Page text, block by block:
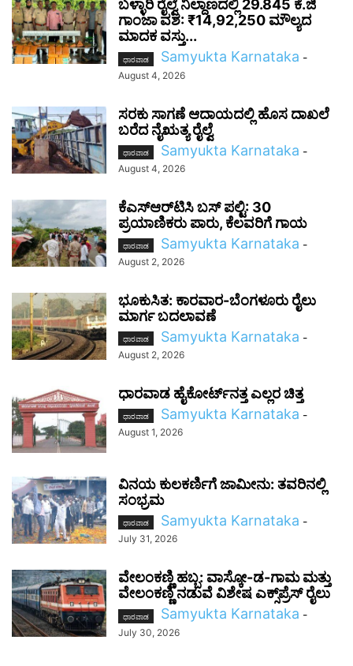
ಬಳ್ಳಾರಿ ರೈಲ್ವೆ ನಿಲ್ದಾಣದಲ್ಲಿ 29.845 ಕೆ.ಜಿ
ಗಾಂಜಾ ವಶ: ₹14,92,250 ಮೌಲ್ಯದ
ಮಾದಕ ವಸ್ತು...
ಧಾರವಾಡ Samyukta Karnataka -
August 4, 2026
ಸರಕು ಸಾಗಣೆ ಆದಾಯದಲ್ಲಿ ಹೊಸ ದಾಖಲೆ
ಬರೆದ ನೈಋತ್ಯ ರೈಲ್ವೆ
ಧಾರವಾಡ Samyukta Karnataka -
August 4, 2026
ಕೆಎಸ್‌ಆರ್‌ಟಿಸಿ ಬಸ್ ಪಲ್ಟಿ: 30
ಪ್ರಯಾಣಿಕರು ಪಾರು, ಕೆಲವರಿಗೆ ಗಾಯ
ಧಾರವಾಡ Samyukta Karnataka -
August 2, 2026
ಭೂಕುಸಿತ: ಕಾರವಾರ-ಬೆಂಗಳೂರು ರೈಲು
ಮಾರ್ಗ ಬದಲಾವಣೆ
ಧಾರವಾಡ Samyukta Karnataka -
August 2, 2026
ಧಾರವಾಡ ಹೈಕೋರ್ಟ್‌ನತ್ತ ಎಲ್ಲರ ಚಿತ್ತ
ಧಾರವಾಡ Samyukta Karnataka -
August 1, 2026
ವಿನಯ ಕುಲಕರ್ಣಿಗೆ ಜಾಮೀನು: ತವರಿನಲ್ಲಿ
ಸಂಭ್ರಮ
ಧಾರವಾಡ Samyukta Karnataka -
July 31, 2026
ವೇಲಂಕಣ್ಣಿ ಹಬ್ಬ: ವಾಸ್ಕೋ-ಡ-ಗಾಮ ಮತ್ತು
ವೇಲಂಕಣ್ಣಿ ನಡುವೆ ವಿಶೇಷ ಎಕ್ಸ್‌ಪ್ರೆಸ್ ರೈಲು
ಧಾರವಾಡ Samyukta Karnataka -
July 30, 2026